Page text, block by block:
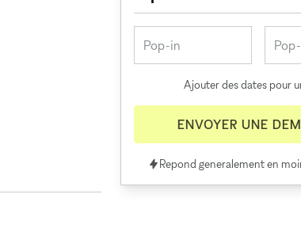
Ajouter des dates pour
ENVOYER UNE
Repond generalement en